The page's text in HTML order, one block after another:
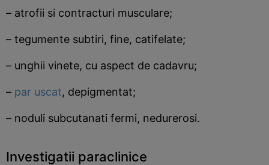
– atrofii si contracturi musculare;
– tegumente subtiri, fine, catifelate;
– unghii vinete, cu aspect de cadavru;
– par uscat, depigmentat;
– noduli subcutanati fermi, nedurerosi.
Investigatii paraclinice